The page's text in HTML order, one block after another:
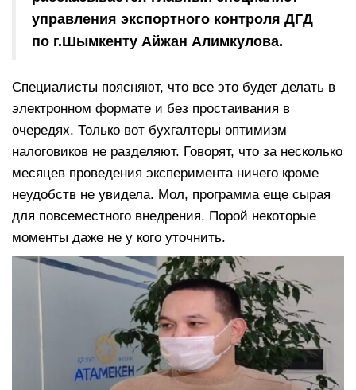
управления экспортного контроля ДГД
по г.Шымкенту Айжан Алимкулова.
Специалисты поясняют, что все это будет делать в
электронном формате и без простаивания в
очередях. Только вот бухгалтеры оптимизм
налоговиков не разделяют. Говорят, что за несколько
месяцев проведения эксперимента ничего кроме
неудобств не увидела. Мол, программа еще сырая
для повсеместного внедрения. Порой некоторые
моменты даже не у кого уточнить.